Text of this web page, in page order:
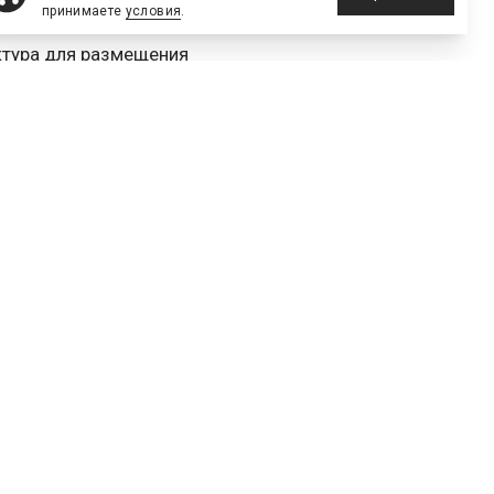
для размещения
принимаете условия.